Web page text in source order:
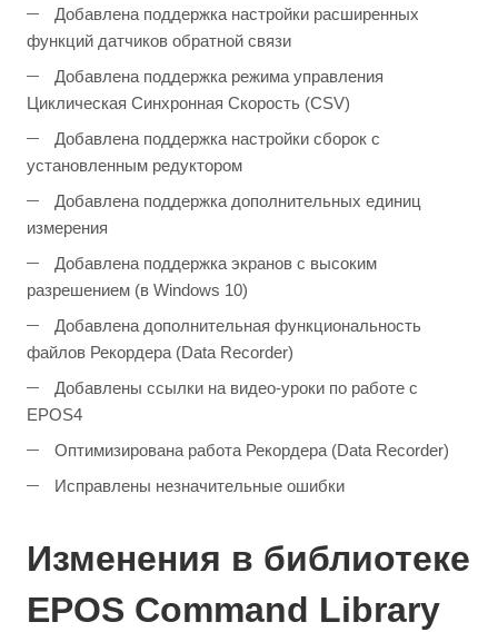
Добавлена поддержка настройки расширенных
функций датчиков обратной связи
Добавлена поддержка режима управления
Циклическая Синхронная Скорость (CSV)
Добавлена поддержка настройки сборок с
установленным редуктором
Добавлена поддержка дополнительных единиц
измерения
Добавлена поддержка экранов с высоким
разрешением (в Windows 10)
Добавлена дополнительная функциональность
файлов Рекордера (Data Recorder)
Добавлены ссылки на видео-уроки по работе с
EPOS4
Оптимизирована работа Рекордера (Data Recorder)
Исправлены незначительные ошибки
Изменения в библиотеке
EPOS Command Library